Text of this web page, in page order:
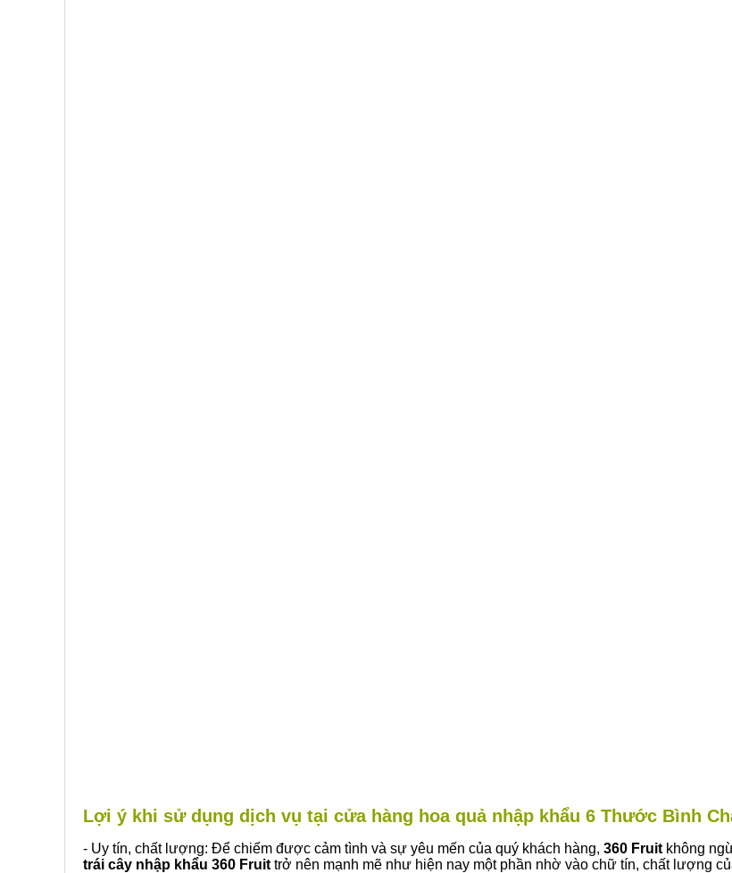
Lợi ý khi sử dụng dịch vụ tại cửa hàng hoa quả nhập khẩu 6 Thước Bình
- Uy tín, chất lượng: Để chiếm được cảm tình và sự yêu mến của quý khách hàng, 360 Fruit không
trái cây nhập khẩu 360 Fruit trở nên mạnh mẽ như hiện nay một phần nhờ vào chữ tín, chất lượng